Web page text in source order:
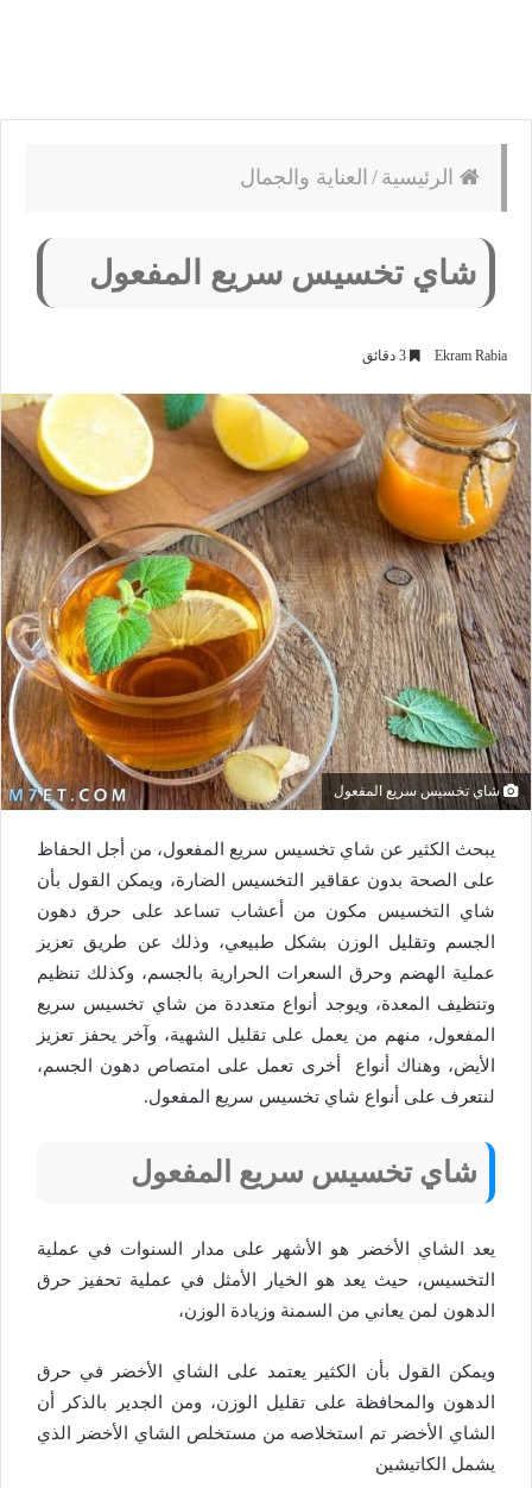
الرئيسية / العناية والجمال
شاي تخسيس سريع المفعول
Ekram Rabia
شاي تخسيس سريع المفعول
يبحث الكثير عن شاي تخسيس سريع المفعول، من أجل الحفاظ
على الصحة بدون عقاقير التخسيس الضارة، ويمكن القول بأن
شاي التخسيس مكون من أعشاب تساعد على حرق دهون
الجسم وتقليل الوزن بشكل طبيعي، وذلك عن طريق تعزيز
عملية الهضم وحرق السعرات الحرارية بالجسم، وكذلك تنظيم
وتنظيف المعدة، ويوجد أنواع متعددة من شاي تخسيس سريع
المفعول، منهم من يعمل على تقليل الشهية، وآخر يحفز تعزيز
الأيض، وهناك أنواع أخرى تعمل على امتصاص دهون الجسم،
لنتعرف على أنواع شاي تخسيس سريع المفعول.
شاي تخسيس سريع المفعول
يعد الشاي الأخضر هو الأشهر على مدار السنوات في عملية
التخسيس، حيث يعد هو الخيار الأمثل في عملية تحفيز حرق
الدهون لمن يعاني من السمنة وزيادة الوزن،
ويمكن القول بأن الكثير يعتمد على الشاي الأخضر في حرق
الدهون والمحافظة على تقليل الوزن، ومن الجدير بالذكر أن
الشاي الأخضر تم استخلاصه من مستخلص الشاي الأخضر الذي
يشمل الكاتيشين